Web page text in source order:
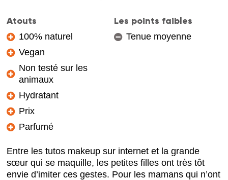
Atouts
100% naturel
Vegan
Non testé sur les
animaux
Hydratant
Prix
Parfumé
Les points faibles
Tenue moyenne
Entre les tutos makeup sur internet et la grande
sœur qui se maquille, les petites filles ont très tôt
envie d’imiter ces gestes. Pour les mamans qui n’ont